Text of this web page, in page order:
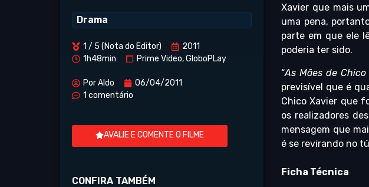
Drama
1 / 5 (Nota do Editor)
2011
1h48min
Prime Video, GloboPLay
PorAldo
06/04/2011
1 comentário
AVALIE E COMENTE O FILME
CONFIRA TAMBÉM
Xavier que mais
uma pena,
parte em que ele
poderia ter sido.
“As Mães de Chico
previsível que é
Chico Xavier que
os realizadores
mensagem que
é se revirando no
Ficha Técnica